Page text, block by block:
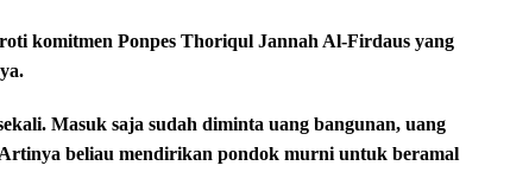
komitmen Ponpes Thoriqul Jannah Al-Firdaus yang
Masuk saja sudah diminta uang bangunan, uang
beliau mendirikan pondok murni untuk beramal